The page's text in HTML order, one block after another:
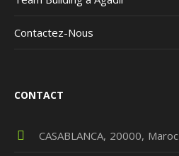
Contactez-Nous
CONTACT
CASABLANCA 20000 Maroc